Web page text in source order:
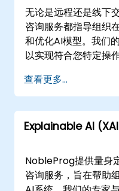
AI 基础设施： 帮助组
础设施。合乎道德的
则和法规。
助您的公司弥合 AI
距。他们可以 提供
织利用人工智能的力
无论是远程还是线下
咨询服务都指导组织
和优化AI模型。我们
以实现符合您特定操
咨询”两种形式。远程
面环境进行，使我们
任何地点设计和优化
在您所在地或
本地咨询合作伙伴
查看更多...
Explainable AI
NobleProg提供量身
咨询服务，旨在帮助